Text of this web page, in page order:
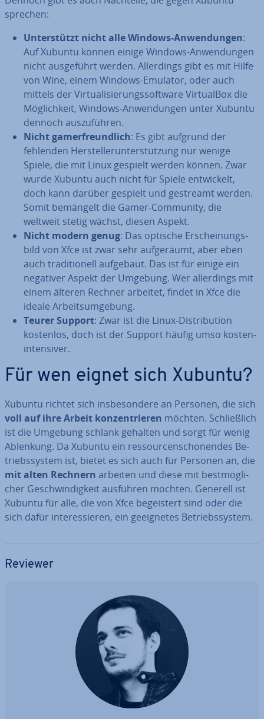
sprechen:
Un­ter­stützt nicht alle Windows-An­wen­dun­gen:
Auf Xubuntu können einige Windows-An­wen­dun­gen
nicht aus­ge­führt werden. Al­ler­dings gibt es mit Hilfe
von Wine, einem Windows-Emulator, oder auch
mittels der Vir­tua­li­sie­rungs­soft­ware Vir­tu­al­Box die
Mög­lich­keit, Windows-An­wen­dun­gen unter Xubuntu
dennoch aus­zu­füh­ren.
Nicht gam­er­freund­lich: Es gibt aufgrund der
fehlenden Her­stel­ler­un­ter­stüt­zung nur wenige
Spiele, die mit Linux gespielt werden können. Zwar
wurde Xubuntu auch nicht für Spiele ent­wi­ckelt,
doch kann darüber gespielt und gestreamt werden.
Somit bemängelt die Gamer-Community, die
weltweit stetig wächst, diesen Aspekt.
Nicht modern genug: Das optische Er­schei­nungs­
bild von Xfce ist zwar sehr auf­ge­räumt, aber eben
auch tra­di­tio­nell aufgebaut. Das ist für einige ein
negativer Aspekt der Umgebung. Wer al­ler­dings mit
einem älteren Rechner arbeitet, findet in Xfce die
ideale Ar­beits­um­ge­bung.
Teurer Support: Zwar ist die Linux-Dis­tri­bu­ti­on
kostenlos, doch ist der Support häufig umso kos­ten­
in­ten­si­ver.
Für wen eignet sich Xubuntu?
Xubuntu richtet sich ins­be­son­de­re an Personen, die sich
voll auf ihre Arbeit kon­zen­trie­ren möchten. Schließ­lich
ist die Umgebung schlank gehalten und sorgt für wenig
Ablenkung. Da Xubuntu ein res­sour­cen­scho­nen­des Be­
triebs­sys­tem ist, bietet es sich auch für Personen an, die
mit alten Rechnern arbeiten und diese mit best­mög­li­
cher Ge­schwin­dig­keit ausführen möchten. Generell ist
Xubuntu für alle, die von Xfce be­geis­tert sind oder die
sich dafür in­ter­es­sie­ren, ein ge­eig­ne­tes Be­triebs­sys­tem.
Reviewer